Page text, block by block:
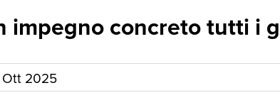
impegno concreto tutti i
Ott 2025